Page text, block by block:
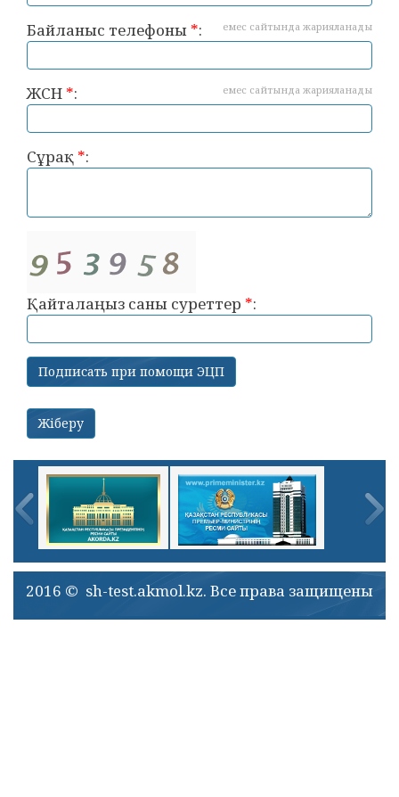
Байланыс телефоны *: емес сайтында жарияланады
ЖСН *: емес сайтында жарияланады
Сұрақ *:
Қайталаңыз саны суреттер *:
2016 © sh-test.akmol.kz. Все права защищены